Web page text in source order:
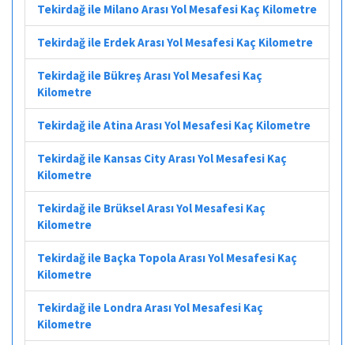
Tekirdağ ile Milano Arası Yol Mesafesi Kaç Kilometre
Tekirdağ ile Erdek Arası Yol Mesafesi Kaç Kilometre
Tekirdağ ile Bükreş Arası Yol Mesafesi Kaç
Kilometre
Tekirdağ ile Atina Arası Yol Mesafesi Kaç Kilometre
Tekirdağ ile Kansas City Arası Yol Mesafesi Kaç
Kilometre
Tekirdağ ile Brüksel Arası Yol Mesafesi Kaç
Kilometre
Tekirdağ ile Baçka Topola Arası Yol Mesafesi Kaç
Kilometre
Tekirdağ ile Londra Arası Yol Mesafesi Kaç
Kilometre